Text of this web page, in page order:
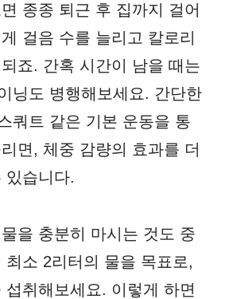
종종 퇴근 후 집까지 걸어
걸음 수를 늘리고 칼로리
죠. 간혹 시간이 남을 때는
닝도 병행해보세요. 간단한
쿼트 같은 기본 운동을 통
면, 체중 감량의 효과를 더
있습니다.
을 충분히 마시는 것도 중
최소 2리터의 물을 목표로,
섭취해보세요. 이렇게 하면